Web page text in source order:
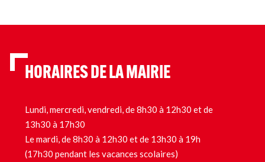
HORAIRES DE LA MAIRIE
Lundi, mercredi, vendredi, de 8h30 à 12h30 et de
13h30 à 17h30
Le mardi, de 8h30 à 12h30 et de 13h30 à 19h
(17h30 pendant les vacances scolaires)